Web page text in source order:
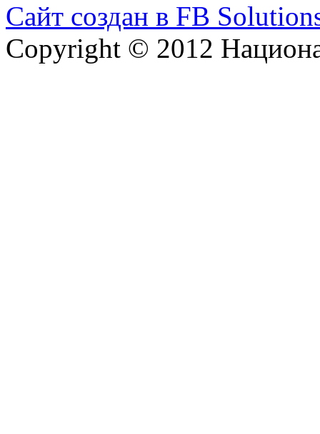
Сайт создан в FB
Copyright © 2012